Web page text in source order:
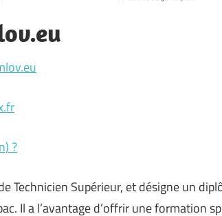
?
Technicien Supérieur, et désigne un
Il a l’avantage d’offrir une formation